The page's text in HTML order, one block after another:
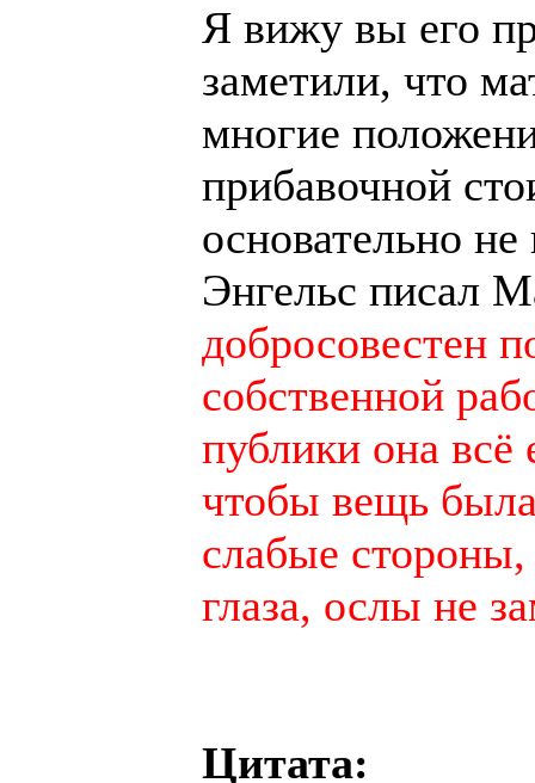
Я вижу вы его
заметили, что
многие
прибавочной
основательно
Энгельс писал
добросовестен
собственной
публики она
чтобы вещь
слабые
глаза, ослы не
Цитата: